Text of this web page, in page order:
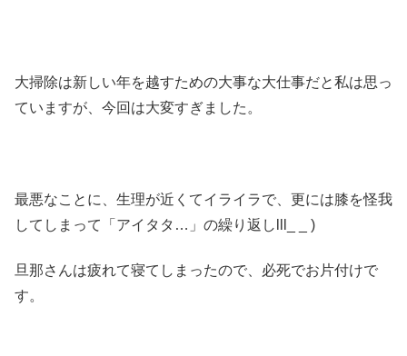
大掃除は新しい年を越すための大事な大仕事だと私は思っ
ていますが、今回は大変すぎました。
最悪なことに、生理が近くてイライラで、更には膝を怪我
してしまって「アイタタ…」の繰り返しlll_ _ )
旦那さんは疲れて寝てしまったので、必死でお片付けで
す。